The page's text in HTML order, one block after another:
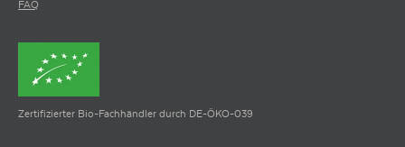
FAQ
Zertifizierter Bio-Fachhändler durch DE-ÖKO-039